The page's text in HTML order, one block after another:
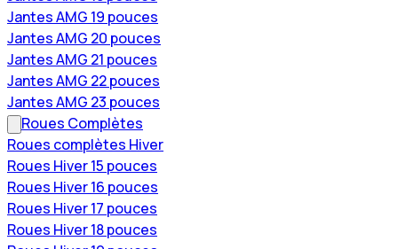
Jantes AMG 19 pouces
Jantes AMG 20 pouces
Jantes AMG 21 pouces
Jantes AMG 22 pouces
Jantes AMG 23 pouces
Roues Complètes
Roues complètes Hiver
Roues Hiver 15 pouces
Roues Hiver 16 pouces
Roues Hiver 17 pouces
Roues Hiver 18 pouces